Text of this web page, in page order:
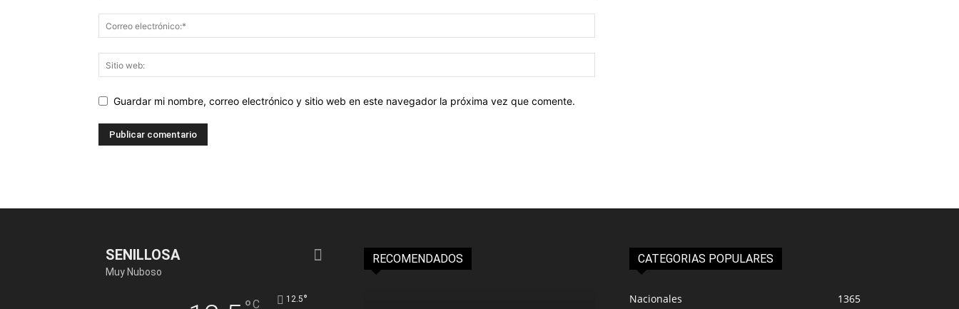
Guardar mi nombre, correo electrónico y sitio web en este navegador la próxima vez que comente.
SENILLOSA
Muy Nuboso
C 12.5°
RECOMENDADOS CATEGORIAS POPULARES
Nacionales
1365